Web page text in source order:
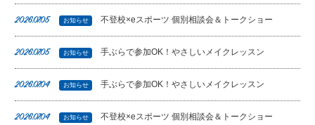
2026.07.05 お知らせ 不登校×eスポーツ 個別相談会＆トークショー
2026.07.05 お知らせ 手ぶらで参加OK！やさしいメイクレッスン
2026.07.04 お知らせ 手ぶらで参加OK！やさしいメイクレッスン
2026.07.04 お知らせ 不登校×eスポーツ 個別相談会＆トークショー